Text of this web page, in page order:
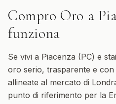
Compro Oro a
funziona
Se vivi a Piacenza (PC) e
oro serio, trasparente e con
allineate al mercato di
punto di riferimento per la